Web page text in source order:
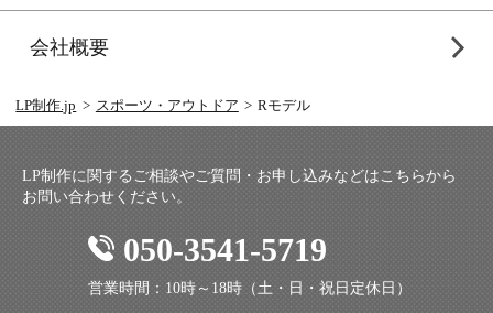
会社概要
LP制作.jp スポーツ・アウトドア Rモデル
LP制作に関するご相談やご質問・お申し込みなどはこちらから
お問い合わせください。
050-3541-5719
営業時間：10時～18時（土・日・祝日定休日）